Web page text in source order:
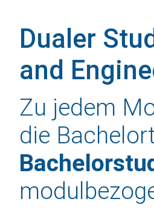
Dualer
and
Zu jedem
die